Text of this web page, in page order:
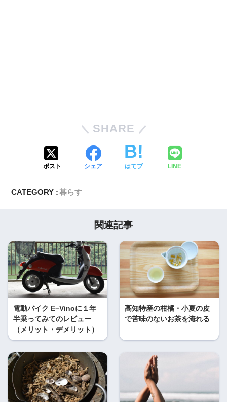
SHARE
ポスト シェア はてブ LINE
CATEGORY :暮らす
関連記事
電動バイク E−Vinoに１年
半乗ってみてのレビュー
（メリット・デメリット）
高知特産の柑橘・小夏の皮
で苦味のないお茶を淹れる